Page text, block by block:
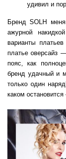
удивил и
Бренд SOLH
ажурной
варианты
платье оверсайз
пояс, как
бренд удачный и
только один
каком